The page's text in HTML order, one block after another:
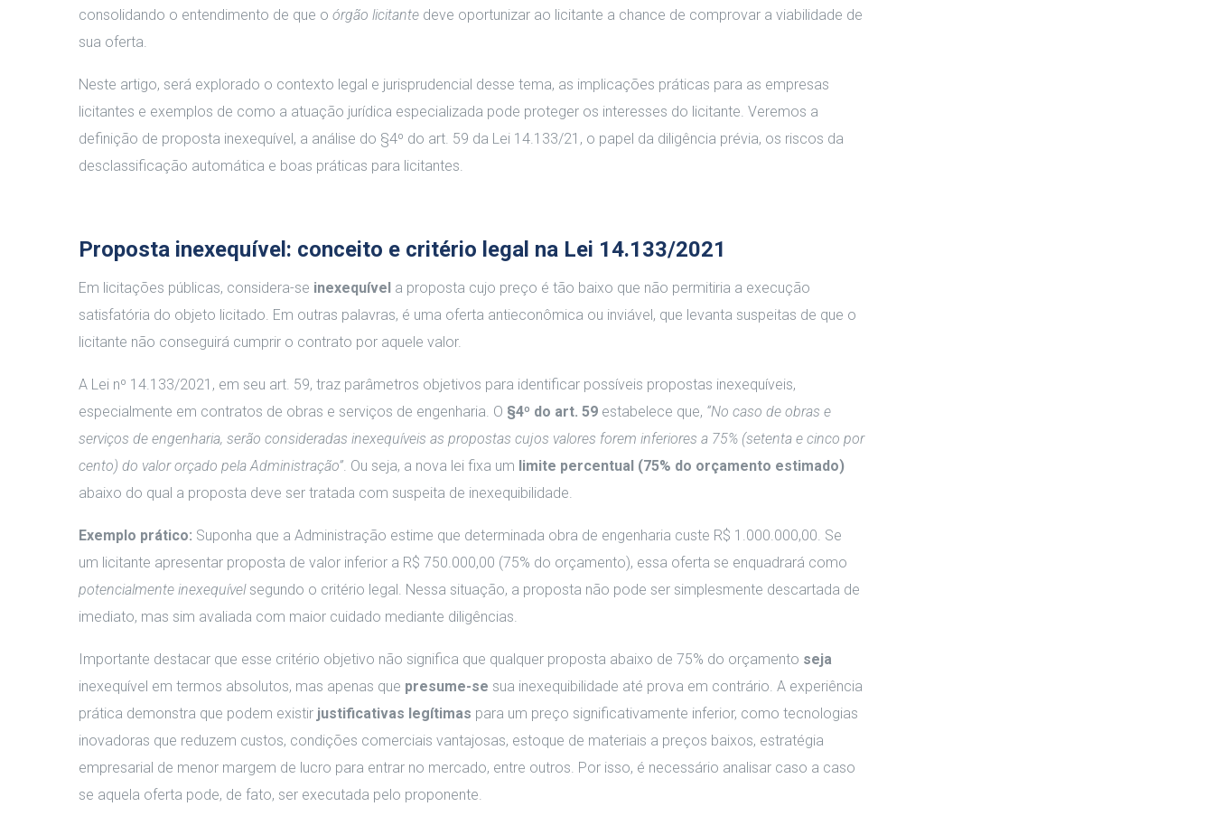
consolidando o entendimento de que o órgão licitante deve oportunizar ao licitante a chance de comprovar a viabilidade de
sua oferta.
Neste artigo, será explorado o contexto legal e jurisprudencial desse tema, as implicações práticas para as empresas
licitantes e exemplos de como a atuação jurídica especializada pode proteger os interesses do licitante. Veremos a
definição de proposta inexequível, a análise do §4º do art. 59 da Lei 14.133/21, o papel da diligência prévia, os riscos da
desclassificação automática e boas práticas para licitantes.
Proposta inexequível: conceito e critério legal na Lei 14.133/2021
Em licitações públicas, considera-se inexequível a proposta cujo preço é tão baixo que não permitiria a execução
satisfatória do objeto licitado. Em outras palavras, é uma oferta antieconômica ou inviável, que levanta suspeitas de que o
licitante não conseguirá cumprir o contrato por aquele valor.
A Lei nº 14.133/2021, em seu art. 59, traz parâmetros objetivos para identificar possíveis propostas inexequíveis,
especialmente em contratos de obras e serviços de engenharia. O §4º do art. 59 estabelece que, “No caso de obras e
serviços de engenharia, serão consideradas inexequíveis as propostas cujos valores forem inferiores a 75% (setenta e cinco por
cento) do valor orçado pela Administração”. Ou seja, a nova lei fixa um limite percentual (75% do orçamento estimado)
abaixo do qual a proposta deve ser tratada com suspeita de inexequibilidade.
Exemplo prático: Suponha que a Administração estime que determinada obra de engenharia custe R$ 1.000.000,00. Se
um licitante apresentar proposta de valor inferior a R$ 750.000,00 (75% do orçamento), essa oferta se enquadrará como
potencialmente inexequívelsegundo o critério legal. Nessa situação, a proposta não pode ser simplesmente descartada de
imediato, mas sim avaliada com maior cuidado mediante diligências.
Importante destacar que esse critério objetivo não significa que qualquer proposta abaixo de 75% do orçamento seja
inexequível em termos absolutos, mas apenas que presume-se sua inexequibilidade até prova em contrário. A experiência
prática demonstra que podem existir justificativas legítimas para um preço significativamente inferior, como tecnologias
inovadoras que reduzem custos, condições comerciais vantajosas, estoque de materiais a preços baixos, estratégia
empresarial de menor margem de lucro para entrar no mercado, entre outros. Por isso, é necessário analisar caso a caso
se aquela oferta pode, de fato, ser executada pelo proponente.